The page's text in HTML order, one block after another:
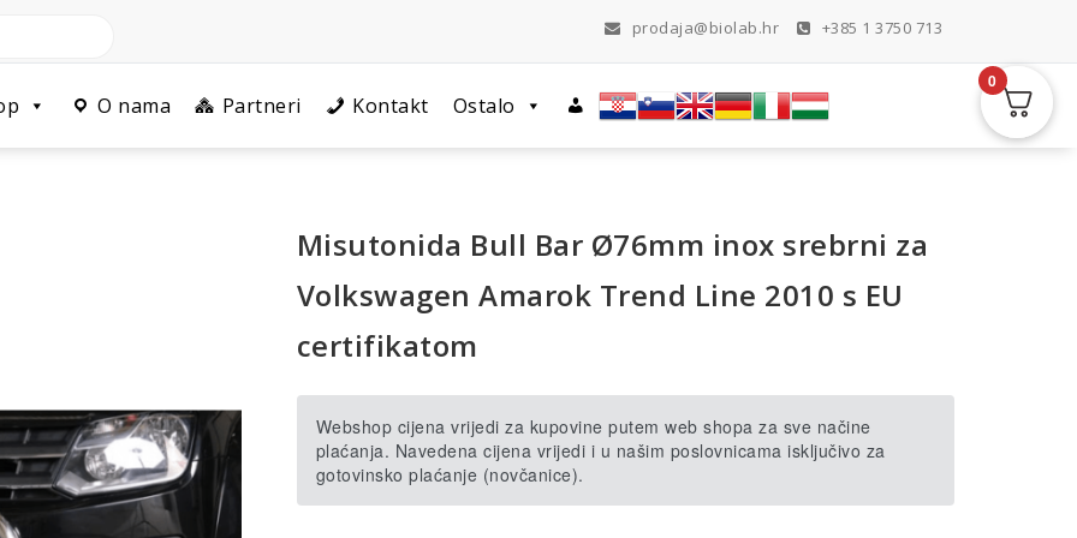
prodaja@biolab.hr +385 1 3750 713
O nama Partneri Kontakt Ostalo
Misutonida Bull Bar Ø76mm inox srebrni za
Volkswagen Amarok Trend Line 2010 s EU
certifikatom
Webshop cijena vrijedi za kupovine putem web shopa za sve načine
plaćanja. Navedena cijena vrijedi i u našim poslovnicama isključivo za
gotovinsko plaćanje (novčanice).
0